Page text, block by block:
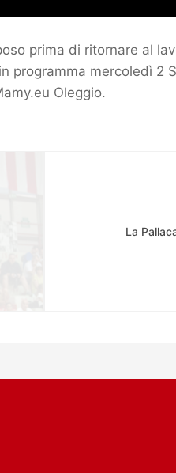
prima di ritornare al
programma mercoledì 2
Oleggio.
La